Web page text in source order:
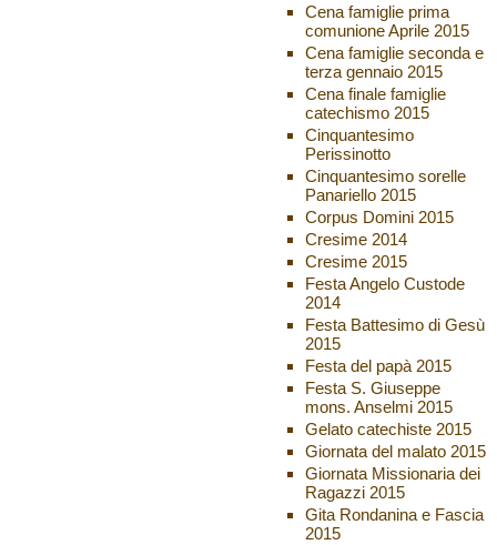
Cena famiglie prima
comunione Aprile 2015
Cena famiglie seconda e
terza gennaio 2015
Cena finale famiglie
catechismo 2015
Cinquantesimo
Perissinotto
Cinquantesimo sorelle
Panariello 2015
Corpus Domini 2015
Cresime 2014
Cresime 2015
Festa Angelo Custode
2014
Festa Battesimo di Gesù
2015
Festa del papà 2015
Festa S. Giuseppe
mons. Anselmi 2015
Gelato catechiste 2015
Giornata del malato 2015
Giornata Missionaria dei
Ragazzi 2015
Gita Rondanina e Fascia
2015